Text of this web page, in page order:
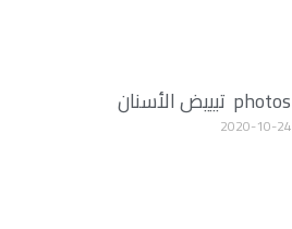
photos تبييض الأسنان
2020-10-24